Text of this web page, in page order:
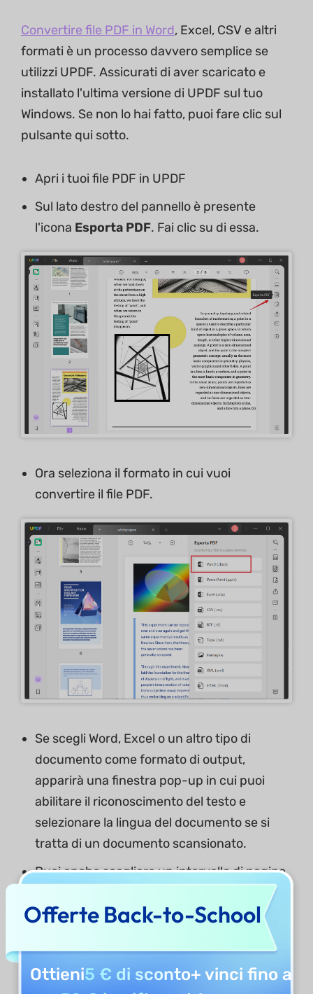
Convertire file PDF in Word, Excel, CSV e altri
formati è un processo davvero semplice se
utilizzi UPDF. Assicurati di aver scaricato e
installato l'ultima versione di UPDF sul tuo
Windows. Se non lo hai fatto, puoi fare clic sul
pulsante qui sotto.
Apri i tuoi file PDF in UPDF
Sul lato destro del pannello è presente
l'icona Esporta PDF. Fai clic su di essa.
Ora seleziona il formato in cui vuoi
convertire il file PDF.
Se scegli Word, Excel o un altro tipo di
documento come formato di output,
apparirà una finestra pop-up in cui puoi
abilitare il riconoscimento del testo e
selezionare la lingua del documento se si
tratta di un documento scansionato.
Puoi anche scegliere un intervallo di pagine
formato di file. Nelle impostazioni di layout,
continuo, mantenere il layout della pagina o
estrarre la ricostruzione.
Offerte Back-to-School
Ottieni5 € di sconto+ vinci fino a